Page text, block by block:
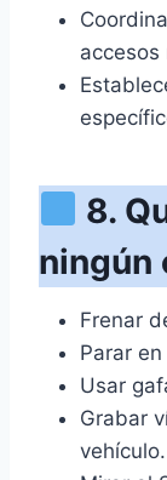
accesos
8.
ningún
Frenar
Parar
Usar
Grabar
vehículo.